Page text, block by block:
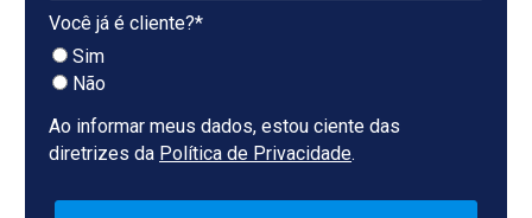
Você já é cliente?*
Sim
Não
Ao informar meus dados, estou ciente das
diretrizes da Política de Privacidade.